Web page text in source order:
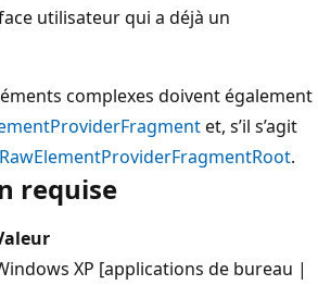
utilisateur qui a déjà un
complexes doivent également
et, s’il s’agit
.
requise
XP [applications de bureau |